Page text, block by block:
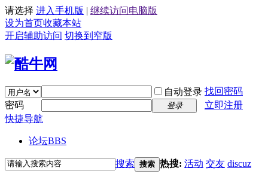
请选择 进入手机版 | 继续访问电脑版
设为首页收藏本站
开启辅助访问 切换到窄版
自动登录 找回密码
密码
登录
立即注册
快捷导航
论坛BBS
搜索 搜索 热搜: 活动 交友 discuz